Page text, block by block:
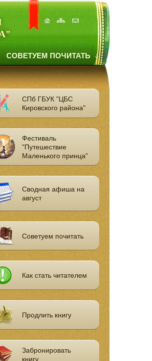
СОВЕТУЕМ ПОЧИТАТЬ
СПб ГБУК "ЦБС
Кировского района"
Фестиваль
"Путешествие
Маленького принца"
Сводная афиша на
август
Советуем почитать
Как стать читателем
Продлить книгу
Забронировать
книгу